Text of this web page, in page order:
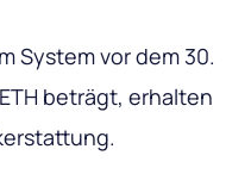
System vor dem 30.
beträgt, erhalten